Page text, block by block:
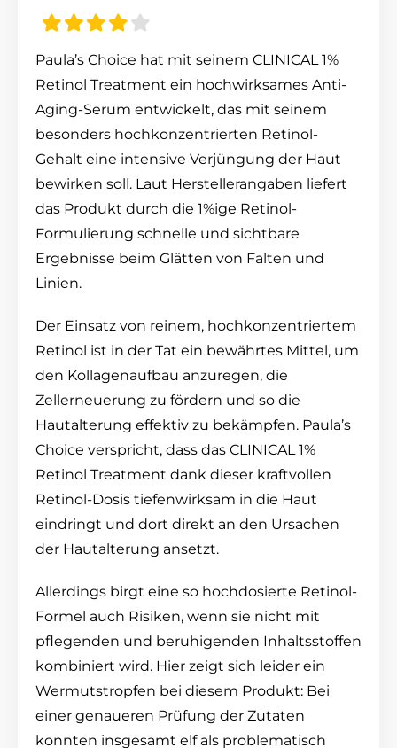
Paula’s Choice hat mit seinem CLINICAL 1%
Retinol Treatment ein hochwirksames Anti-
Aging-Serum entwickelt, das mit seinem
besonders hochkonzentrierten Retinol-
Gehalt eine intensive Verjüngung der Haut
bewirken soll. Laut Herstellerangaben liefert
das Produkt durch die 1%ige Retinol-
Formulierung schnelle und sichtbare
Ergebnisse beim Glätten von Falten und
Linien.
Der Einsatz von reinem, hochkonzentriertem
Retinol ist in der Tat ein bewährtes Mittel, um
den Kollagenaufbau anzuregen, die
Zellerneuerung zu fördern und so die
Hautalterung effektiv zu bekämpfen. Paula’s
Choice verspricht, dass das CLINICAL 1%
Retinol Treatment dank dieser kraftvollen
Retinol-Dosis tiefenwirksam in die Haut
eindringt und dort direkt an den Ursachen
der Hautalterung ansetzt.
Allerdings birgt eine so hochdosierte Retinol-
Formel auch Risiken, wenn sie nicht mit
pflegenden und beruhigenden Inhaltsstoffen
kombiniert wird. Hier zeigt sich leider ein
Wermutstropfen bei diesem Produkt: Bei
einer genaueren Prüfung der Zutaten
konnten insgesamt elf als problematisch